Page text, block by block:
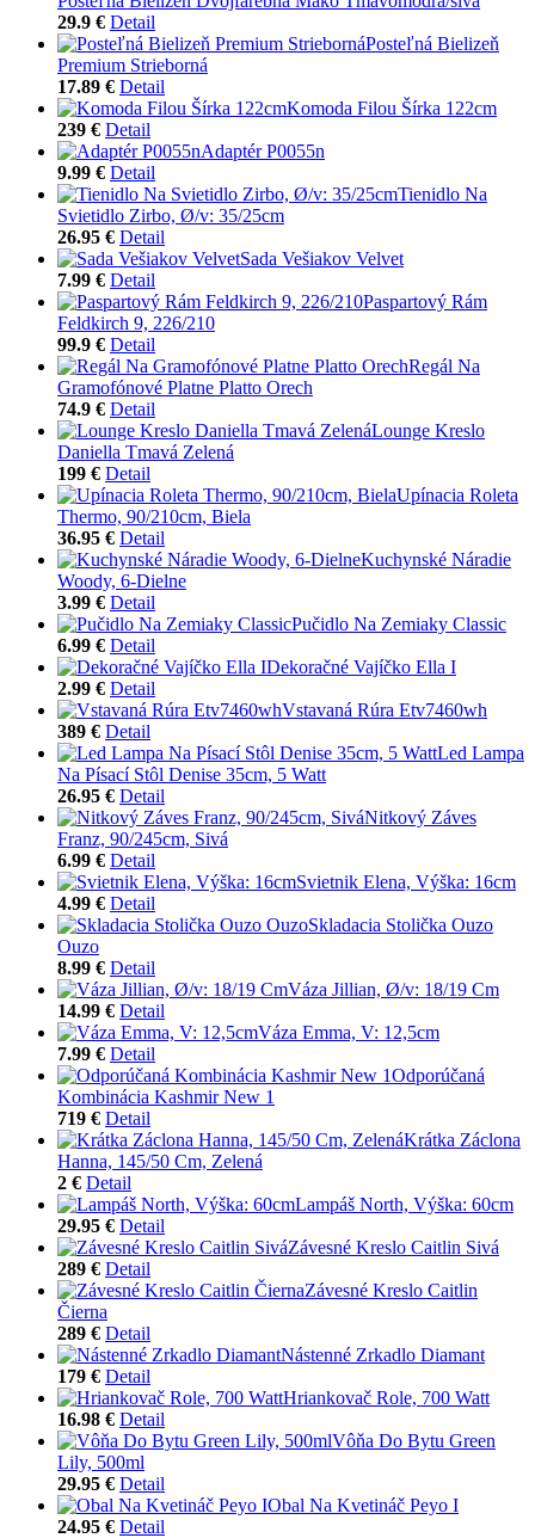
29.9 € Detail
Posteľná Bielizeň
Premium Strieborná
17.89 € Detail
Komoda Filou Šírka 122cm
239 € Detail
Adaptér P0055n
9.99 € Detail
Tienidlo Na
Svietidlo Zirbo, Ø/v: 35/25cm
26.95 € Detail
Sada Vešiakov Velvet
7.99 € Detail
Paspartový Rám
Feldkirch 9, 226/210
99.9 € Detail
Regál Na
Gramofónové Platne Platto Orech
74.9 € Detail
Lounge Kreslo
Daniella Tmavá Zelená
199 € Detail
Upínacia Roleta
Thermo, 90/210cm, Biela
36.95 € Detail
Kuchynské Náradie
Woody, 6-Dielne
3.99 € Detail
Pučidlo Na Zemiaky Classic
6.99 € Detail
Dekoračné Vajíčko Ella I
2.99 € Detail
Vstavaná Rúra Etv7460wh
389 € Detail
Led Lampa
Na Písací Stôl Denise 35cm, 5 Watt
26.95 € Detail
Nitkový Záves
Franz, 90/245cm, Sivá
6.99 € Detail
Svietnik Elena, Výška: 16cm
4.99 € Detail
Skladacia Stolička Ouzo
Ouzo
8.99 € Detail
Váza Jillian, Ø/v: 18/19 Cm
14.99 € Detail
Váza Emma, V: 12,5cm
7.99 € Detail
Odporúčaná
Kombinácia Kashmir New 1
719 € Detail
Krátka Záclona
Hanna, 145/50 Cm, Zelená
2 € Detail
Lampáš North, Výška: 60cm
29.95 € Detail
Závesné Kreslo Caitlin Sivá
289 € Detail
Závesné Kreslo Caitlin
Čierna
289 € Detail
Nástenné Zrkadlo Diamant
179 € Detail
Hriankovač Role, 700 Watt
16.98 € Detail
Vôňa Do Bytu Green
Lily, 500ml
29.95 € Detail
Obal Na Kvetináč Peyo I
24.95 € Detail